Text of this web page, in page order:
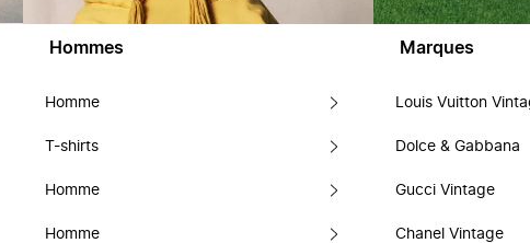
Hommes
Homme
T-shirts
Homme
Homme
Marques
Louis Vuitton
Dolce & Gabbana
Gucci Vintage
Chanel Vintage